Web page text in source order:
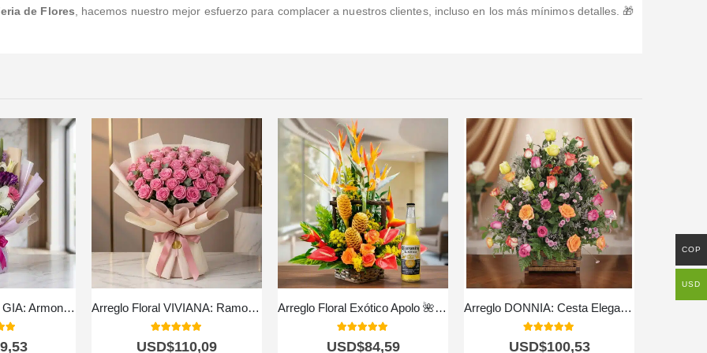
de Flores, hacemos nuestro mejor esfuerzo para complacer a nuestros clientes, incluso en los más mínimos detalles. 🎁
Bouquet de Flores GIA: Armonía de Gerberas Rosadas, Lirios y Flores Moradas 🕊️ Arreglo Floral VIVIANA: Ramo con 44 Rosas para Expresar lo que Sientes 🌹
5.00out of 5
USD$110,09
Arreglo Floral Exótico Apolo 🌺✨ — Color y Elegancia Natural
out of 5
USD$84,59
Arreglo DONNIA: Cesta Elegante con 34 Rosas para Sorprender 🌹
5.00out of 5
USD$100,53
COP
USD